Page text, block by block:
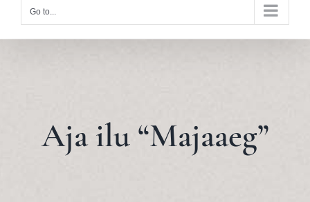
Go to...
Aja ilu “Majaaeg”